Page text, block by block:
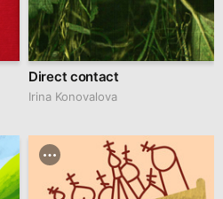
Direct contact
Irina Konovalova